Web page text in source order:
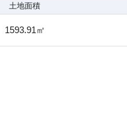
土地面積
1593.91㎡